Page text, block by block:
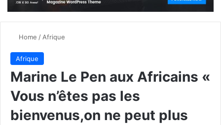
Home / Afrique
Afrique
Marine Le Pen aux Africains «
Vous n’êtes pas les
bienvenus,on ne peut plus